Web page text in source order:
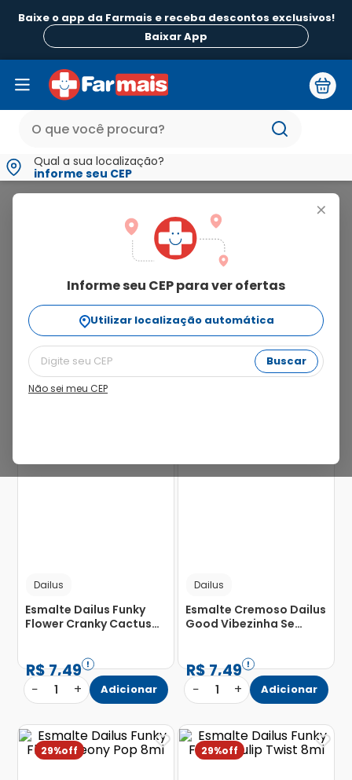
Baixe o app da Farmais e receba descontos exclusivos!
Baixar App
Qual a sua localização?
informe seu CEP
+
Informe seu CEP para ver ofertas
Utilizar localização automática
Buscar
Não sei meu CEP
Ordenar Por
relevância
29%
Dailus
Esmalte Dailus Funky
Flower Cranky Cactus
R$7,49
− 1 + Adicionar
Dailus
Esmalte Cremoso Dailus
Good Vibezinha Se
R$7,49
− 1 + Adicionar
29% 29%